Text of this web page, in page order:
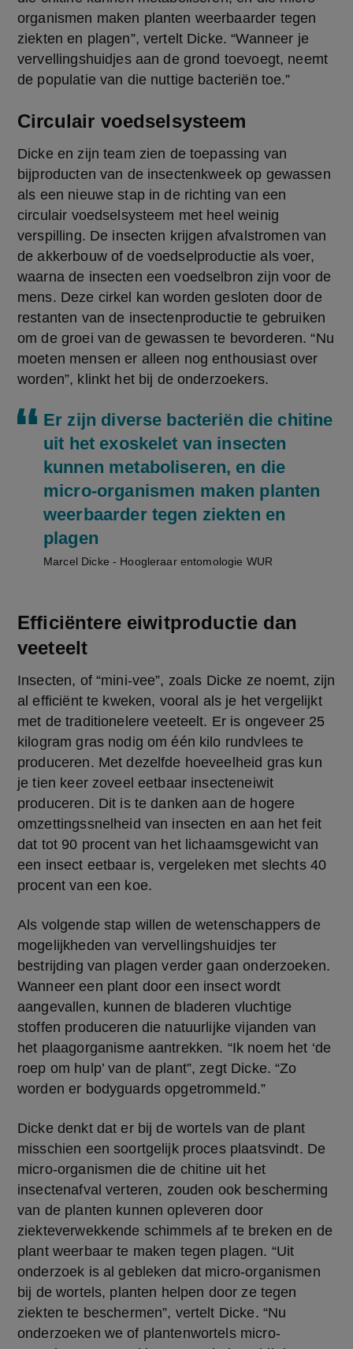
organismen maken planten weerbaarder tegen
ziekten en plagen”, vertelt Dicke. “Wanneer je
vervellingshuidjes aan de grond toevoegt, neemt
de populatie van die nuttige bacteriën toe.”
Circulair voedselsysteem
Dicke en zijn team zien de toepassing van
bijproducten van de insectenkweek op gewassen
als een nieuwe stap in de richting van een
circulair voedselsysteem met heel weinig
verspilling. De insecten krijgen afvalstromen van
de akkerbouw of de voedselproductie als voer,
waarna de insecten een voedselbron zijn voor de
mens. Deze cirkel kan worden gesloten door de
restanten van de insectenproductie te gebruiken
om de groei van de gewassen te bevorderen. “Nu
moeten mensen er alleen nog enthousiast over
worden”, klinkt het bij de onderzoekers.
Er zijn diverse bacteriën die chitine
uit het exoskelet van insecten
kunnen metaboliseren, en die
micro-organismen maken planten
weerbaarder tegen ziekten en
plagen
Marcel Dicke - Hoogleraar entomologie WUR
Efficiëntere eiwitproductie dan
veeteelt
Insecten, of “mini-vee”, zoals Dicke ze noemt, zijn
al efficiënt te kweken, vooral als je het vergelijkt
met de traditionelere veeteelt. Er is ongeveer 25
kilogram gras nodig om één kilo rundvlees te
produceren. Met dezelfde hoeveelheid gras kun
je tien keer zoveel eetbaar insecteneiwit
produceren. Dit is te danken aan de hogere
omzettingssnelheid van insecten en aan het feit
dat tot 90 procent van het lichaamsgewicht van
een insect eetbaar is, vergeleken met slechts 40
procent van een koe.
Als volgende stap willen de wetenschappers de
mogelijkheden van vervellingshuidjes ter
bestrijding van plagen verder gaan onderzoeken.
Wanneer een plant door een insect wordt
aangevallen, kunnen de bladeren vluchtige
stoffen produceren die natuurlijke vijanden van
het plaagorganisme aantrekken. “Ik noem het ‘de
roep om hulp’ van de plant”, zegt Dicke. “Zo
worden er bodyguards opgetrommeld.”
Dicke denkt dat er bij de wortels van de plant
misschien een soortgelijk proces plaatsvindt. De
micro-organismen die de chitine uit het
insectenafval verteren, zouden ook bescherming
van de planten kunnen opleveren door
ziekteverwekkende schimmels af te breken en de
plant weerbaar te maken tegen plagen. “Uit
onderzoek is al gebleken dat micro-organismen
bij de wortels, planten helpen door ze tegen
ziekten te beschermen”, vertelt Dicke. “Nu
onderzoeken we of plantenwortels micro-